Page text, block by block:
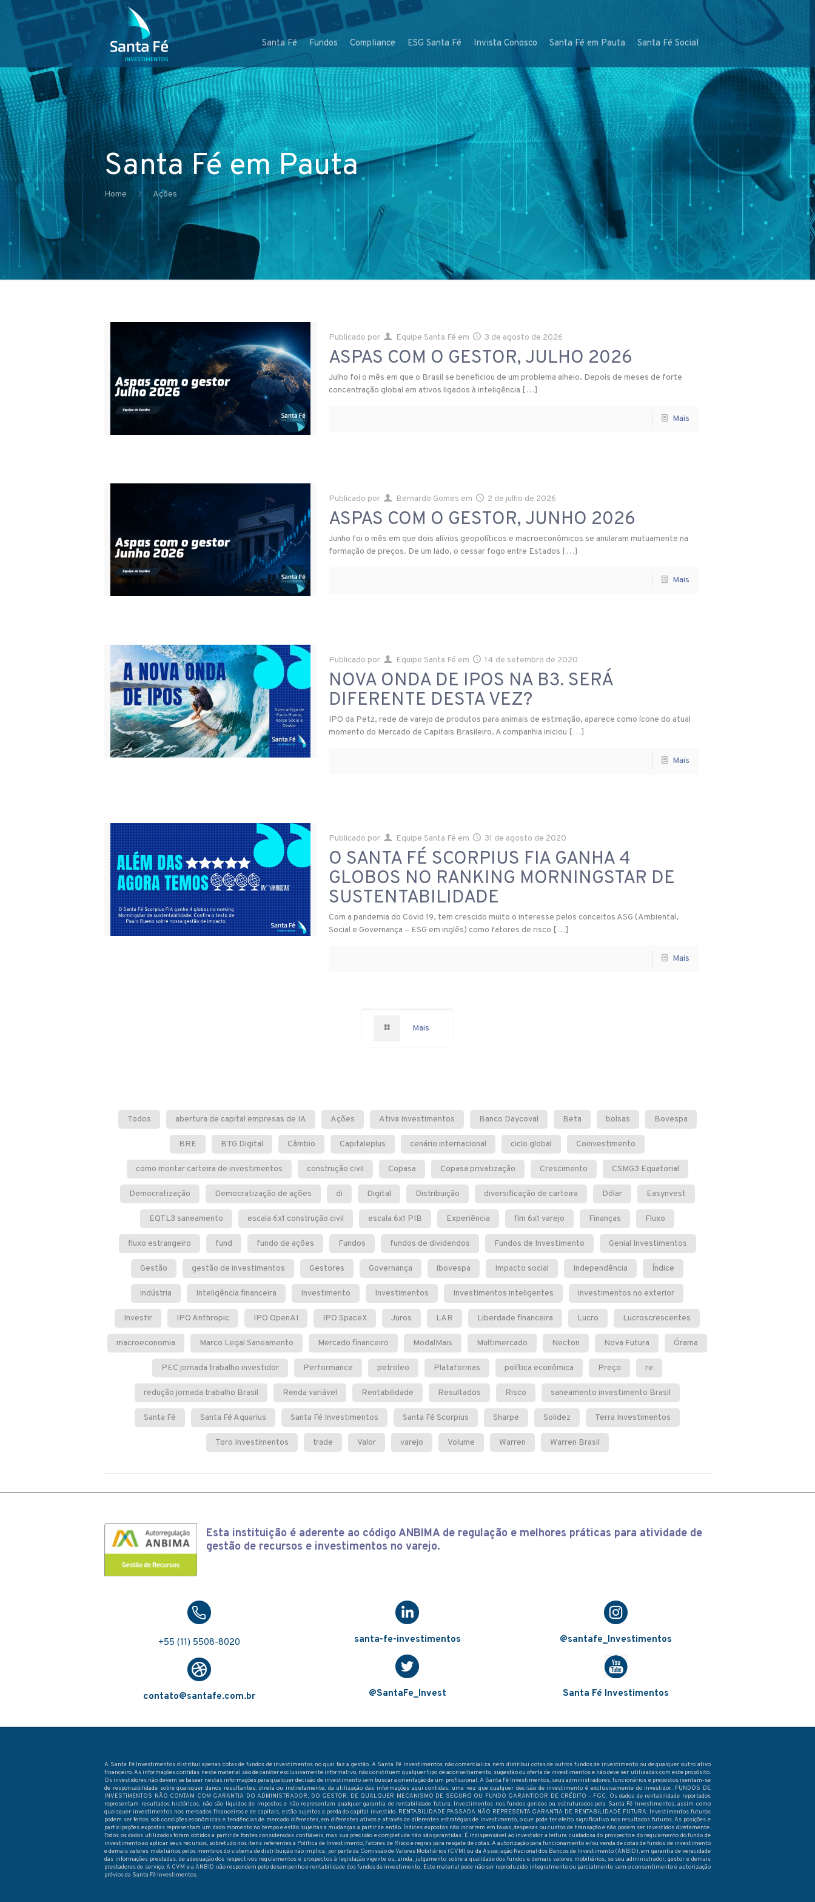
Santa Fé Fundos Compliance ESG Santa Fé Invista Conosco Santa Fé em Pauta Santa Fé Social
Santa Fé em Pauta
Home Ações
Publicado por Equipe Santa Fé em 3 de agosto de 2026
ASPAS COM O GESTOR, JULHO 2026
Julho foi o mês em que o Brasil se beneficiou de um problema alheio. Depois de meses de forte
concentração global em ativos ligados à inteligência […]
Mais
Publicado por Bernardo Gomes em 2 de julho de 2026
ASPAS COM O GESTOR, JUNHO 2026
Junho foi o mês em que dois alívios geopolíticos e macroeconômicos se anularam mutuamente na
formação de preços. De um lado, o cessar fogo entre Estados […]
Mais
Publicado por Equipe Santa Fé em 14 de setembro de 2020
NOVA ONDA DE IPOS NA B3. SERÁ
DIFERENTE DESTA VEZ?
IPO da Petz, rede de varejo de produtos para animais de estimação, aparece como ícone do atual
momento do Mercado de Capitais Brasileiro. A companhia iniciou […]
Mais
Publicado por Equipe Santa Fé em 31 de agosto de 2020
O SANTA FÉ SCORPIUS FIA GANHA 4
GLOBOS NO RANKING MORNINGSTAR DE
SUSTENTABILIDADE
Com a pandemia do Covid 19, tem crescido muito o interesse pelos conceitos ASG (Ambiental,
Social e Governança – ESG em inglês) como fatores de risco […]
Mais
Mais
Todos abertura de capital empresas de IA Ações Ativa Investimentos Banco Daycoval Beta bolsas Bovespa
BRE BTG Digital Câmbio Capitaleplus cenário internacional ciclo global Coinvestimento
como montar carteira de investimentos construção civil Copasa Copasa privatização Crescimento CSMG3 Equatorial
Democratização Democratização de ações di Digital Distribuição diversificação de carteira Dólar Easynvest
EQTL3 saneamento escala 6x1 construção civil escala 6x1 PIB Experiência fim 6x1 varejo Finanças Fluxo
fluxo estrangeiro fund fundo de ações Fundos fundos de dividendos Fundos de Investimento Genial Investimentos
Gestão gestão de investimentos Gestores Governança ibovespa Impacto social Independência Índice
indústria Inteligência financeira Investimento Investimentos Investimentos inteligentes investimentos no exterior
Investir IPO Anthropic IPO OpenAI IPO SpaceX Juros LAR Liberdade financeira Lucro Lucroscrescentes
macroeconomia Marco Legal Saneamento Mercado financeiro ModalMais Multimercado Necton Nova Futura Órama
PEC jornada trabalho investidor Performance petroleo Plataformas política econômica Preço re
redução jornada trabalho Brasil Renda variável Rentabilidade Resultados Risco saneamento investimento Brasil
Santa Fé Santa Fé Aquarius Santa Fé Investimentos Santa Fé Scorpius Sharpe Solidez Terra Investimentos
Toro Investimentos trade Valor varejo Volume Warren Warren Brasil
Esta instituição é aderente ao código ANBIMA de regulação e melhores práticas para atividade de
gestão de recursos e investimentos no varejo.
+55 (11) 5508-8020
contato@santafe.com.br
santa-fe-investimentos
@SantaFe_Invest
@santafe_Investimentos
Santa Fé Investimentos
A Santa Fé Investimentos distribui apenas cotas de fundos de investimentos no qual faz a gestão. A Santa Fé Investimentos não comercializa nem distribui cotas de outros fundos de investimento ou de qualquer outro ativo
financeiro. As informações contidas neste material são de caráter exclusivamente informativo, não constituem qualquer tipo de aconselhamento, sugestão ou oferta de investimentos e não deve ser utilizadas com este propósito.
Os investidores não devem se basear nestas informações para qualquer decisão de investimento sem buscar a orientação de um profissional. A Santa Fé Investimentos, seus administradores, funcionários e prepostos isentam-se
de responsabilidade sobre quaisquer danos resultantes, direta ou indiretamente, da utilização das informações aqui contidas, uma vez que qualquer decisão de investimento é exclusivamente do investidor. FUNDOS DE
INVESTIMENTOS NÃO CONTAM COM GARANTIA DO ADMINISTRADOR, DO GESTOR, DE QUALQUER MECANISMO DE SEGURO OU FUNDO GARANTIDOR DE CRÉDITO - FGC. Os dados de rentabilidade reportados
representam resultados históricos, não são líquidos de impostos e não representam qualquer garantia de rentabilidade futura. Investimentos nos fundos geridos ou estruturados pela Santa Fé Investimentos, assim como
quaisquer investimentos nos mercados financeiros e de capitais, estão sujeitos a perda do capital investido. RENTABILIDADE PASSADA NÃO REPRESENTA GARANTIA DE RENTABILIDADE FUTURA. Investimentos futuros
podem ser feitos sob condições econômicas e tendências de mercado diferentes, em diferentes ativos e através de diferentes estratégias de investimento, o que pode ter efeito significativo nos resultados futuros. As posições e
participações expostas representam um dado momento no tempo e estão sujeitas a mudanças a partir de então. Índices expostos não incorrem em taxas, despesas ou custos de transação e não podem ser investidos diretamente.
Todos os dados utilizados foram obtidos a partir de fontes consideradas confiáveis, mas sua precisão e completude não são garantidas. É indispensável ao investidor a leitura cuidadosa do prospecto e do regulamento do fundo de
investimento ao aplicar seus recursos, sobretudo nos itens referentes à Política de Investimento, Fatores de Risco e regras para resgate de cotas. A autorização para funcionamento e/ou venda de cotas de fundos de investimento
e demais valores mobiliários pelos membros do sistema de distribuição não implica, por parte da Comissão de Valores Mobiliários (CVM) ou da Associação Nacional dos Bancos de Investimento (ANBID), em garantia de veracidade
das informações prestadas, de adequação dos respectivos regulamentos e prospectos à legislação vigente ou, ainda, julgamento sobre a qualidade dos fundos e demais valores mobiliários, se seu administrador, gestor e demais
prestadores de serviço. A CVM e a ANBID não respondem pelo desempenho e rentabilidade dos fundos de investimento. Este material pode não ser reproduzido integralmente ou parcialmente sem o consentimento e autorização
prévios da Santa Fé Investimentos.